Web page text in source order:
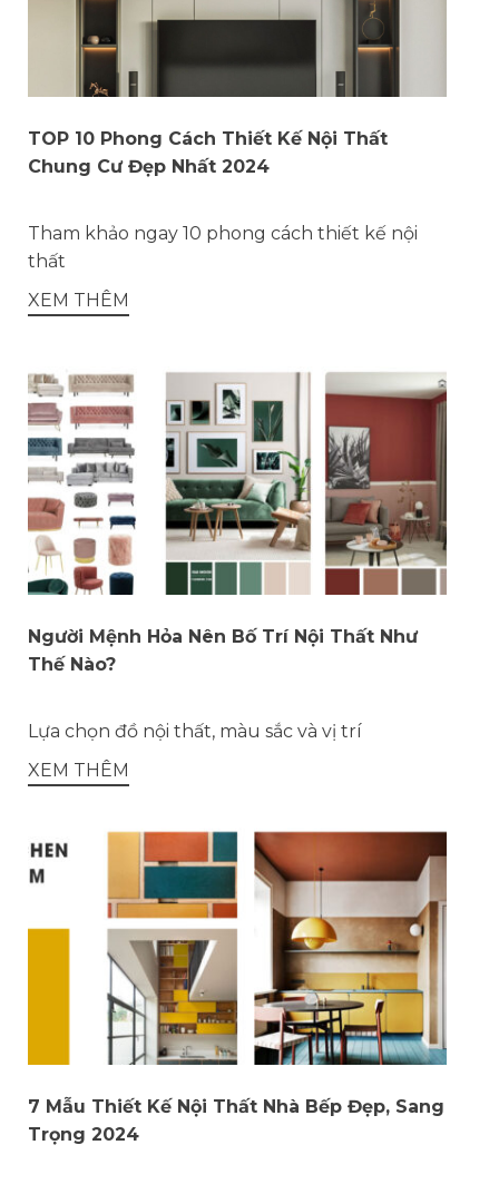
TOP 10 Phong Cách Thiết Kế Nội Thất
Chung Cư Đẹp Nhất 2024
Tham khảo ngay 10 phong cách thiết kế nội
thất
XEM THÊM
Người Mệnh Hỏa Nên Bố Trí Nội Thất Như
Thế Nào?
Lựa chọn đồ nội thất, màu sắc và vị trí
XEM THÊM
7 Mẫu Thiết Kế Nội Thất Nhà Bếp Đẹp, Sang
Trọng 2024